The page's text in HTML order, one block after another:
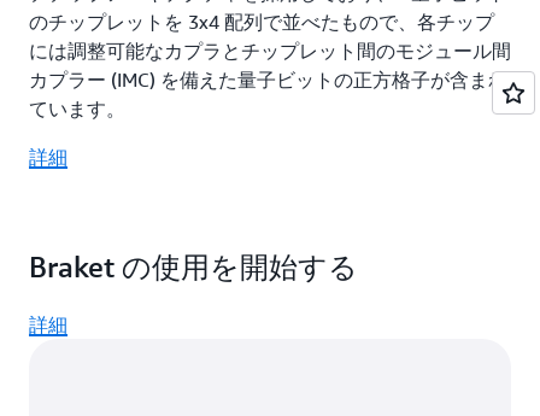
のチップレットを 3x4 配列で並べたもので、各チップ
には調整可能なカプラとチップレット間のモジュール間
カプラー (IMC) を備えた量子ビットの正方格子が含まれ
ています。
詳細
Braket の使用を開始する
詳細